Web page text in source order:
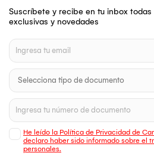
Suscríbete y recibe en tu inbox
exclusivas y novedades
He leído la Política de Privacidad de
declaro haber sido informado sobre el
personales.